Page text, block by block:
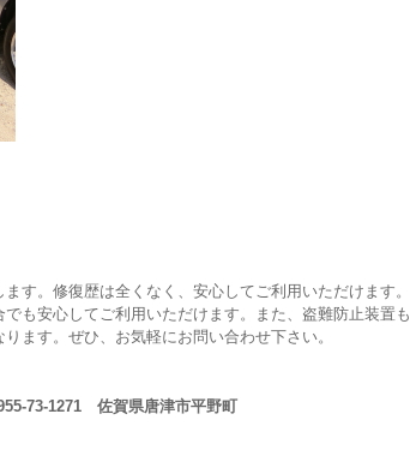
す。修復歴は全くなく、安心してご利用いただけます。
も安心してご利用いただけます。また、盗難防止装置も
ます。ぜひ、お気軽にお問い合わせ下さい。
73-1271 佐賀県唐津市平野町